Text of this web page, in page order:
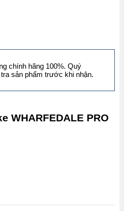
WHARFEDALE PRO
chính hãng 100%. Quý
sản phẩm trước khi nhận.